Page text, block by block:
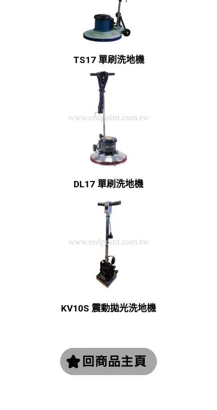
TS17 單刷洗地機
DL17 單刷洗地機
KV10S 震動拋光洗地機